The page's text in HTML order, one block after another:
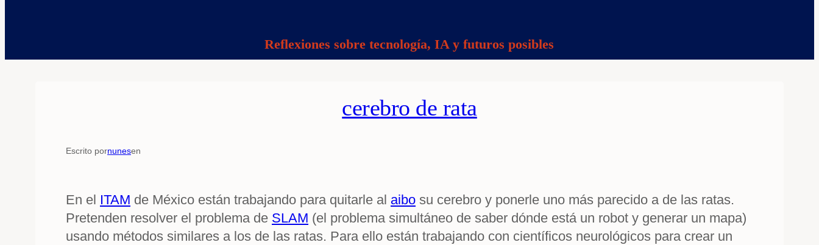
Reflexiones sobre tecnología, IA y futuros posibles
cerebro de rata
Escrito pornunesen
En el ITAM de México están trabajando para quitarle al aibo su cerebro y ponerle uno más parecido a de las ratas.
Pretenden resolver el problema de SLAM (el problema simultáneo de saber dónde está un robot y generar un mapa)
usando métodos similares a los de las ratas. Para ello están trabajando con científicos neurológicos para crear un